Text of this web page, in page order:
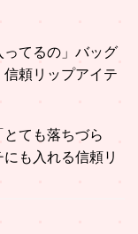
てるの」バッグ
信頼リップアイテ
ても落ちづら
も入れる信頼リ